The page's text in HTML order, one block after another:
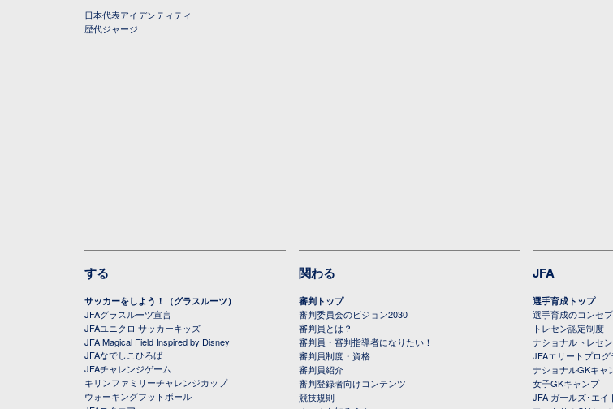
日本代表アイデンティティ
歴代ジャージ
する
サッカーをしよう！（グラスルーツ）
JFAグラスルーツ宣言
JFAユニクロ サッカーキッズ
JFA Magical Field Inspired by Disney
JFAなでしこひろば
JFAチャレンジゲーム
キリンファミリーチャレンジカップ
ウォーキングフットボール
関わる
審判トップ
審判委員会のビジョン2030
審判員とは？
審判員・審判指導者になりたい！
審判員制度・資格
審判員紹介
審判登録者向けコンテンツ
競技規則
JFA
選手育成トップ
選手育成のコンセ
トレセン認定制度
ナショナルトレセン
JFAエリートプログ
ナショナルGKキャ
女子GKキャンプ
JFA ガールズ･エイ